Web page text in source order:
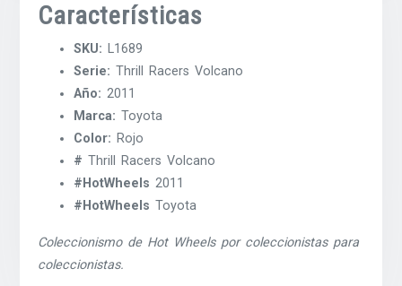
Características
SKU: L1689
Serie: Thrill Racers Volcano
Año: 2011
Marca: Toyota
Color: Rojo
# Thrill Racers Volcano
#HotWheels 2011
#HotWheels Toyota
Coleccionismo de Hot Wheels por coleccionistas para
coleccionistas.